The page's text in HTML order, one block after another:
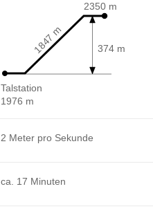
Talstation
1976 m
2350 m
374 m
1847 m
2 Meter pro Sekunde
ca. 17 Minuten